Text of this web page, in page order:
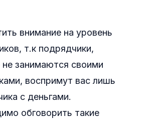
внимание на уровень
т.к подрядчики,
занимаются своими
воспримут вас лишь
с деньгами.
обговорить такие